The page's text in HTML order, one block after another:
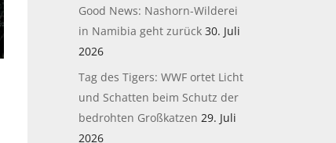
Good News: Nashorn-Wilderei
in Namibia geht zurück 30. Juli
2026
Tag des Tigers: WWF ortet Licht
und Schatten beim Schutz der
bedrohten Großkatzen 29. Juli
2026